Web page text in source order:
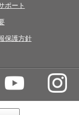
ポート
保護方針